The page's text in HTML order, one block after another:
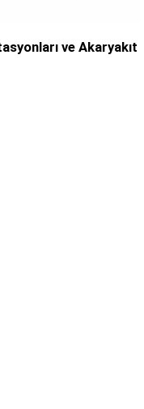
ve Akaryakıt